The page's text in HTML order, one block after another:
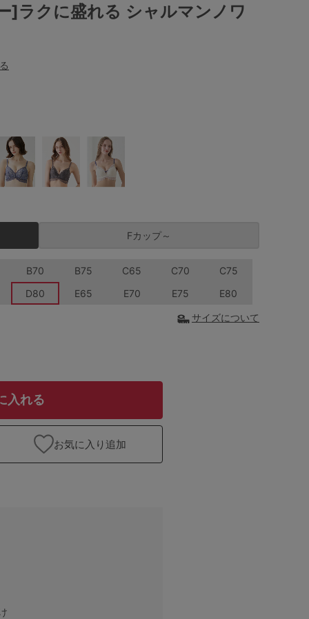
]ラクに盛れる シャルマンノワ
Fカップ～
B70 B75 C65 C70
C75
D80
E65 E70 E75 E80
サイズについて
入れる
お気に入り追加